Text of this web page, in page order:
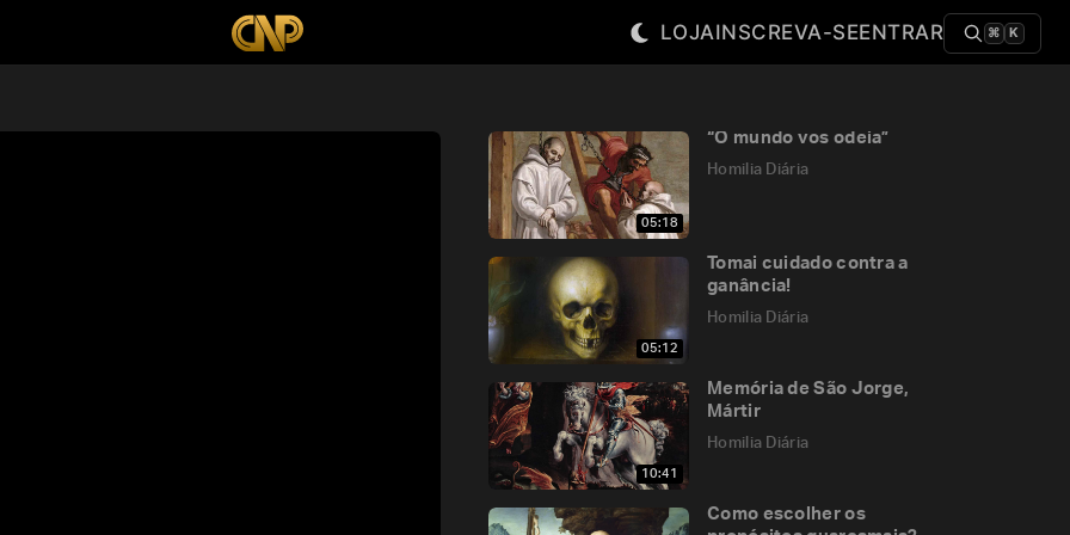
LOJAINSCREVA-SEENTRAR ⌘ K
05:18
“O mundo vos odeia”
Homilia Diária
05:12
Tomai cuidado contra a
ganância!
Homilia Diária
10:41
Memória de São Jorge,
Mártir
Homilia Diária
Como escolher os